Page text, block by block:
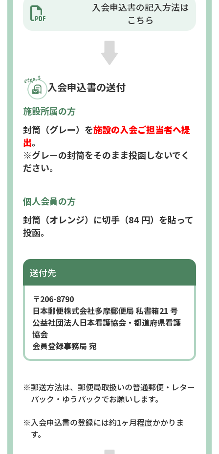
入会申込書の記入方法は
こちら
入会申込書の送付
施設所属の方
封筒（グレー）を施設の入会ご担当者へ提
出。
※グレーの封筒をそのまま投函しないでく
ださい。
個人会員の方
封筒（オレンジ）に切手（84 円）を貼って
投函。
送付先
〒206-8790
日本郵便株式会社多摩郵便局 私書箱21 号
公益社団法人日本看護協会・都道府県看護
協会
会員登録事務局 宛
※郵送方法は、郵便局取扱いの普通郵便・レター
パック・ゆうパックでお願いします。
※入会申込書の登録には約1ヶ月程度かかりま
す。